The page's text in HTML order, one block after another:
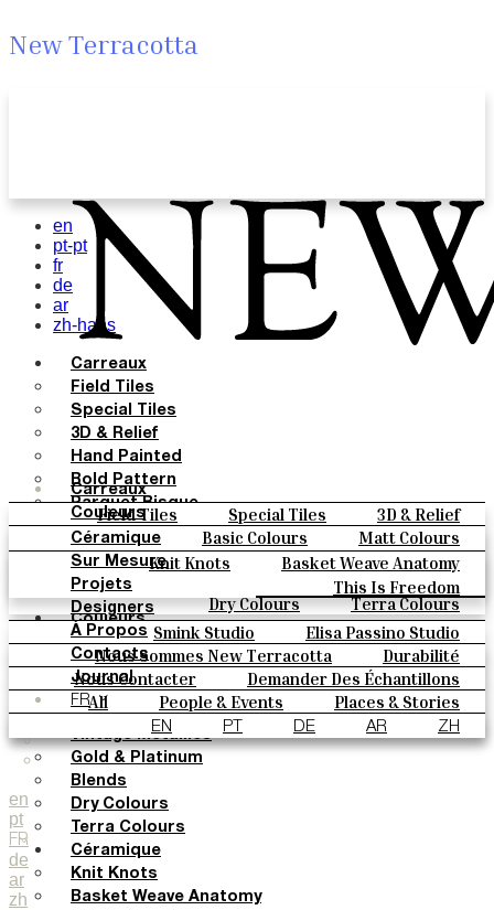
New Terracotta
Carreaux
Field Tiles Special Tiles
3D & Relief
Hand Painted
Bold Pattern
Parquet Bisque
Natural Cotto
Elisa Passino
Smink
Paulo Vale
Couleurs
Basic Colours
Matt Colours
Oxide Explosions
Special Firing
Vintage Metallics
Gold & Platinum
Blends
Dry Colours
Terra Colours
Céramique
Knit Knots
Basket Weave Anatomy
This Is Freedom
Sur Mesure
Projets
Designers
Smink Studio
Elisa Passino Studio
Paulo Vale
À Propos
Nous Sommes New Terracotta
Durabilité
Le Studio
Contacts
Nous Contacter
Demander Des Échantillons
Comment Acheter
Catalogues Et Spécifications Techniques
FAQ
Journal
All People & Events
Places & Stories
Materials & Sustainability
Inspiration & Culture
FR
EN PT DE AR ZH
en
pt
FR
de
ar
zh
en
pt-pt
fr
de
ar
zh-hans
Carreaux
Field Tiles
Special Tiles
3D & Relief
Hand Painted
Bold Pattern
Parquet Bisque
Natural Cotto
Elisa Passino
Smink
Paulo Vale
Couleurs
Basic Colours
Matt Colours
Oxide Explosions
Special Firing
Vintage Metallics
Gold & Platinum
Blends
Dry Colours
Terra Colours
Céramique
Knit Knots
Basket Weave Anatomy